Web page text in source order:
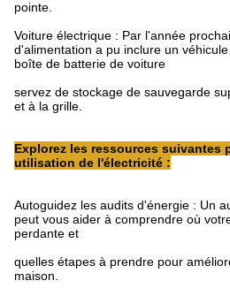
pointe.
Voiture électrique : Par l'année
d'alimentation a pu inclure un
boîte de batterie de voiture
servez de stockage de sauvegarde
et à la grille.
Explorez les ressources suivantes
utilisation de l'électricité :
Autoguidez les audits d'énergie : Un
peut vous aider à comprendre où
perdante et
quelles étapes à prendre pour
maison.